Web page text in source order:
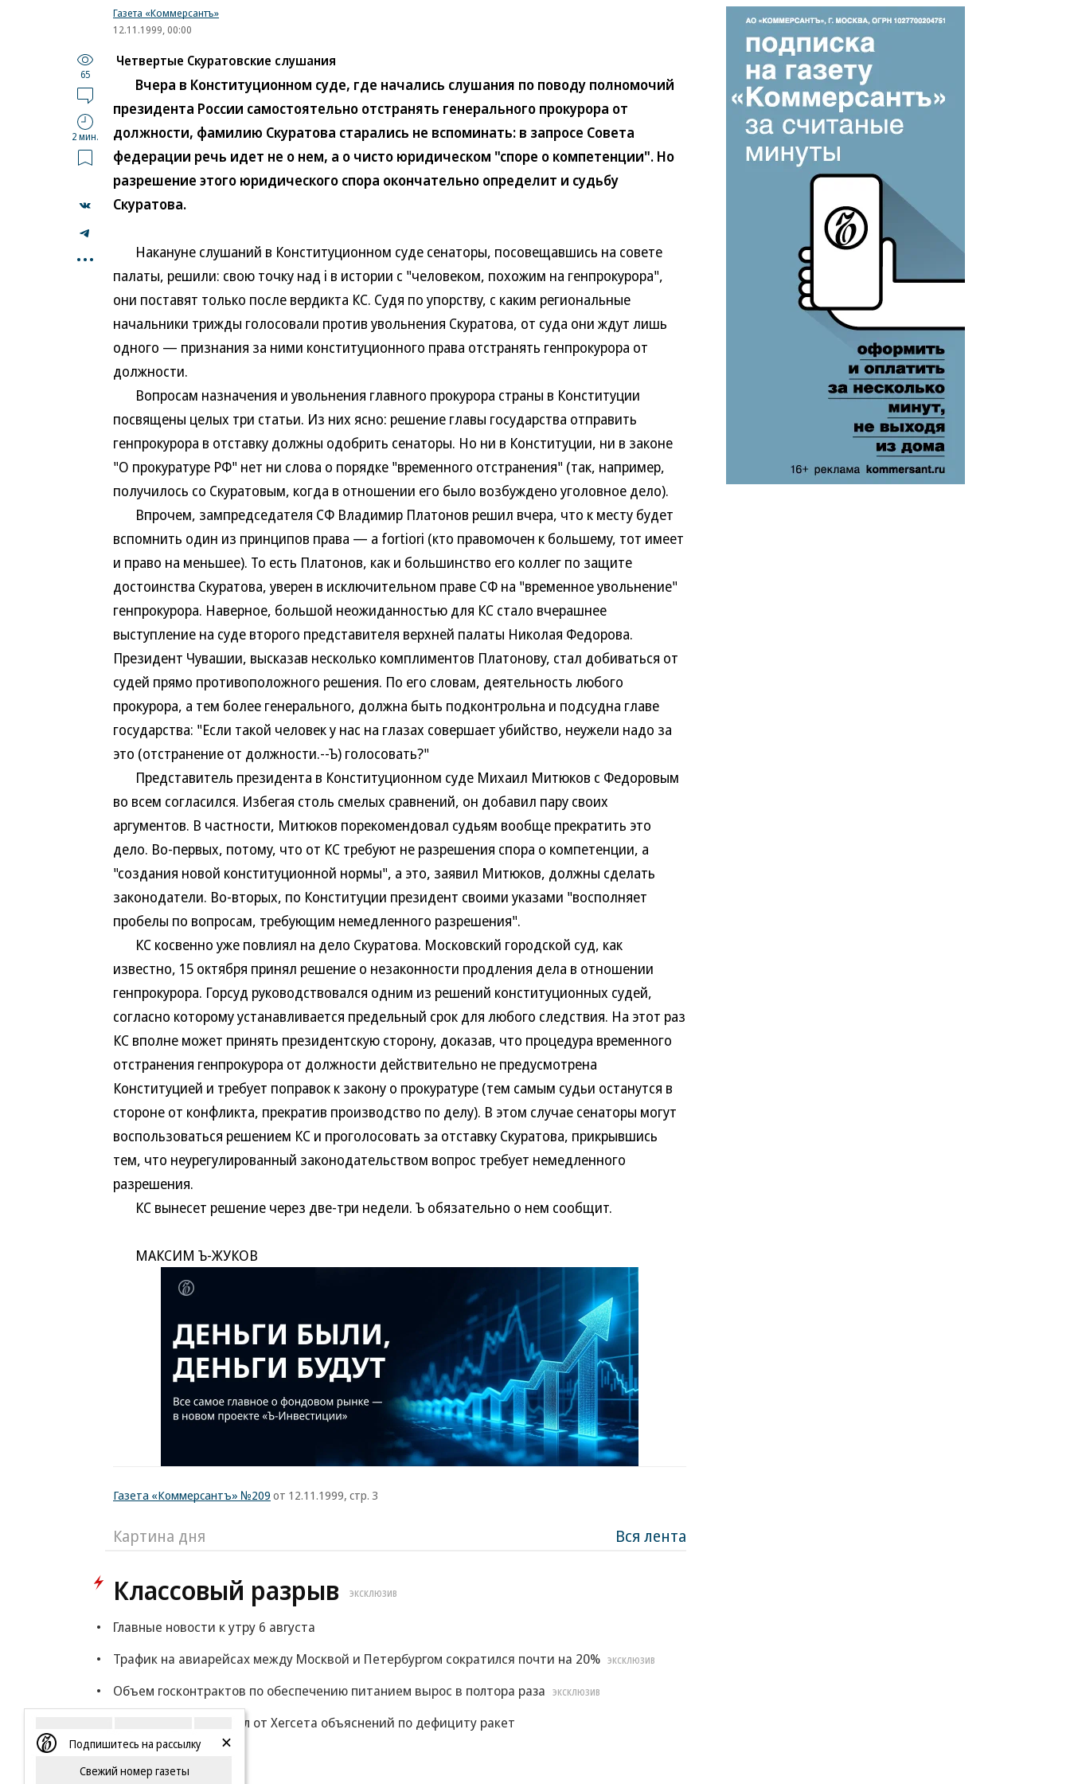
Газета «Коммерсантъ»
12.11.1999, 00:00
65
2 мин.
...
Четвертые Скуратовские слушания
Вчера в Конституционном суде, где начались слушания по поводу полномочий
президента России самостоятельно отстранять генерального прокурора от
должности, фамилию Скуратова старались не вспоминать: в запросе Совета
федерации речь идет не о нем, а о чисто юридическом "споре о компетенции". Но
разрешение этого юридического спора окончательно определит и судьбу
Скуратова.
Накануне слушаний в Конституционном суде сенаторы, посовещавшись на совете
палаты, решили: свою точку над i в истории с "человеком, похожим на генпрокурора",
они поставят только после вердикта КС. Судя по упорству, с каким региональные
начальники трижды голосовали против увольнения Скуратова, от суда они ждут лишь
одного — признания за ними конституционного права отстранять генпрокурора от
должности.
Вопросам назначения и увольнения главного прокурора страны в Конституции
посвящены целых три статьи. Из них ясно: решение главы государства отправить
генпрокурора в отставку должны одобрить сенаторы. Но ни в Конституции, ни в законе
"О прокуратуре РФ" нет ни слова о порядке "временного отстранения" (так, например,
получилось со Скуратовым, когда в отношении его было возбуждено уголовное дело).
Впрочем, зампредседателя СФ Владимир Платонов решил вчера, что к месту будет
вспомнить один из принципов права — a fortiori (кто правомочен к большему, тот имеет
и право на меньшее). То есть Платонов, как и большинство его коллег по защите
достоинства Скуратова, уверен в исключительном праве СФ на "временное увольнение"
генпрокурора. Наверное, большой неожиданностью для КС стало вчерашнее
выступление на суде второго представителя верхней палаты Николая Федорова.
Президент Чувашии, высказав несколько комплиментов Платонову, стал добиваться от
судей прямо противоположного решения. По его словам, деятельность любого
прокурора, а тем более генерального, должна быть подконтрольна и подсудна главе
государства: "Если такой человек у нас на глазах совершает убийство, неужели надо за
это (отстранение от должности.--Ъ) голосовать?"
Представитель президента в Конституционном суде Михаил Митюков с Федоровым
во всем согласился. Избегая столь смелых сравнений, он добавил пару своих
аргументов. В частности, Митюков порекомендовал судьям вообще прекратить это
дело. Во-первых, потому, что от КС требуют не разрешения спора о компетенции, а
"создания новой конституционной нормы", а это, заявил Митюков, должны сделать
законодатели. Во-вторых, по Конституции президент своими указами "восполняет
пробелы по вопросам, требующим немедленного разрешения".
КС косвенно уже повлиял на дело Скуратова. Московский городской суд, как
известно, 15 октября принял решение о незаконности продления дела в отношении
генпрокурора. Горсуд руководствовался одним из решений конституционных судей,
согласно которому устанавливается предельный срок для любого следствия. На этот раз
КС вполне может принять президентскую сторону, доказав, что процедура временного
отстранения генпрокурора от должности действительно не предусмотрена
Конституцией и требует поправок к закону о прокуратуре (тем самым судьи останутся в
стороне от конфликта, прекратив производство по делу). В этом случае сенаторы могут
воспользоваться решением КС и проголосовать за отставку Скуратова, прикрывшись
тем, что неурегулированный законодательством вопрос требует немедленного
разрешения.
КС вынесет решение через две-три недели. Ъ обязательно о нем сообщит.
МАКСИМ Ъ-ЖУКОВ
Газета «Коммерсантъ» №209 от 12.11.1999, стр. 3
Картина дня Вся лента
Классовый разрыв ЭКСКЛЮЗИВ
Главные новости к утру 6 августа
Трафик на авиарейсах между Москвой и Петербургом сократился почти на 20%
ЭКСКЛЮЗИВ
Объем госконтрактов по обеспечению питанием вырос в полтора раза ЭКСКЛЮЗИВ
WP: Трамп потребовал от Хегсета объяснений по дефициту ракет
Еще
Подпишитесь на рассылку
Свежий номер газеты